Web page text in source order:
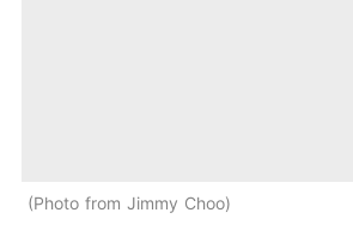
Photo from Jimmy Choo